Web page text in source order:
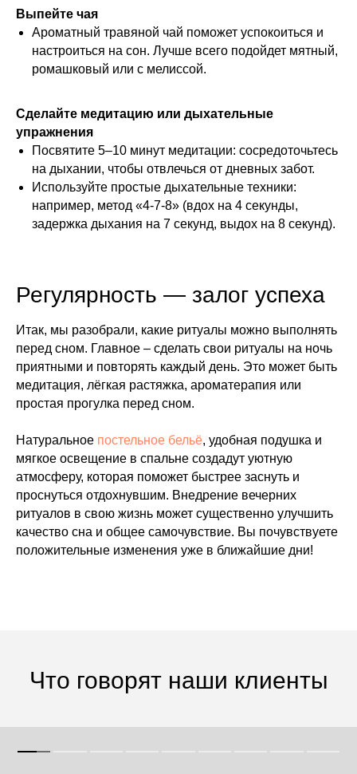
Выпейте чая
Ароматный травяной чай поможет успокоиться и
настроиться на сон. Лучше всего подойдет мятный,
ромашковый или с мелиссой.
Сделайте медитацию или дыхательные
упражнения
Посвятите 5–10 минут медитации: сосредоточьтесь
на дыхании, чтобы отвлечься от дневных забот.
Используйте простые дыхательные техники:
например, метод «4-7-8» (вдох на 4 секунды,
задержка дыхания на 7 секунд, выдох на 8 секунд).
Регулярность — залог успеха
Итак, мы разобрали, какие ритуалы можно выполнять
перед сном. Главное – сделать свои ритуалы на ночь
приятными и повторять каждый день. Это может быть
медитация, лёгкая растяжка, ароматерапия или
простая прогулка перед сном.
Натуральное постельное бельё, удобная подушка и
мягкое освещение в спальне создадут уютную
атмосферу, которая поможет быстрее заснуть и
проснуться отдохнувшим. Внедрение вечерних
ритуалов в свою жизнь может существенно улучшить
качество сна и общее самочувствие. Вы почувствуете
положительные изменения уже в ближайшие дни!
Что говорят наши клиенты